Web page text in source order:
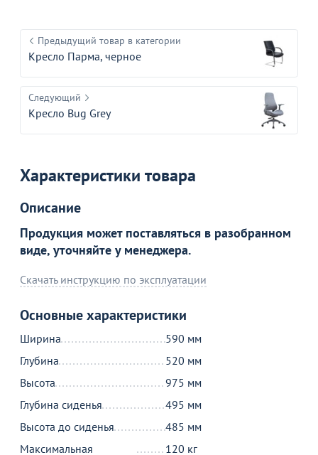
Предыдущий товар в категории
Кресло Парма, черное
Следующий
Кресло Bug Grey
Характеристики товара
Описание
Продукция может поставляться в разобранном
виде, уточняйте у менеджера.
Скачать инструкцию по эксплуатации
Основные характеристики
Ширина
590 мм
Глубина
520 мм
Высота
975 мм
Глубина сиденья
495 мм
Высота до сиденья
485 мм
Максимальная
120 кг
Товар в корзине
Кресло Парма, слоновая кость
от 13 990 ₽
В корзине
Продолжить покупки